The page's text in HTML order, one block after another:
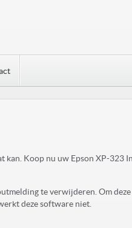
Koop nu uw Epson XP-323
te verwijderen. Om
deze software niet.